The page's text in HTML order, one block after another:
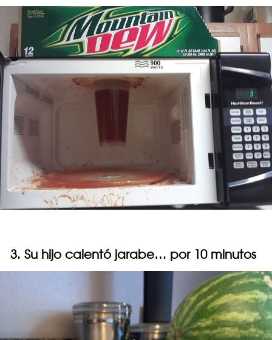
3. Su hijo calentó jarabe… por 10 minutos